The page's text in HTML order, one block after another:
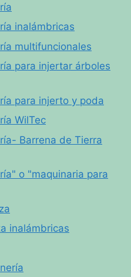
inalámbricas
multifuncionales
para injertar árboles
para injerto y poda
WilTec
Barrena de Tierra
o "maquinaria para
inalámbricas